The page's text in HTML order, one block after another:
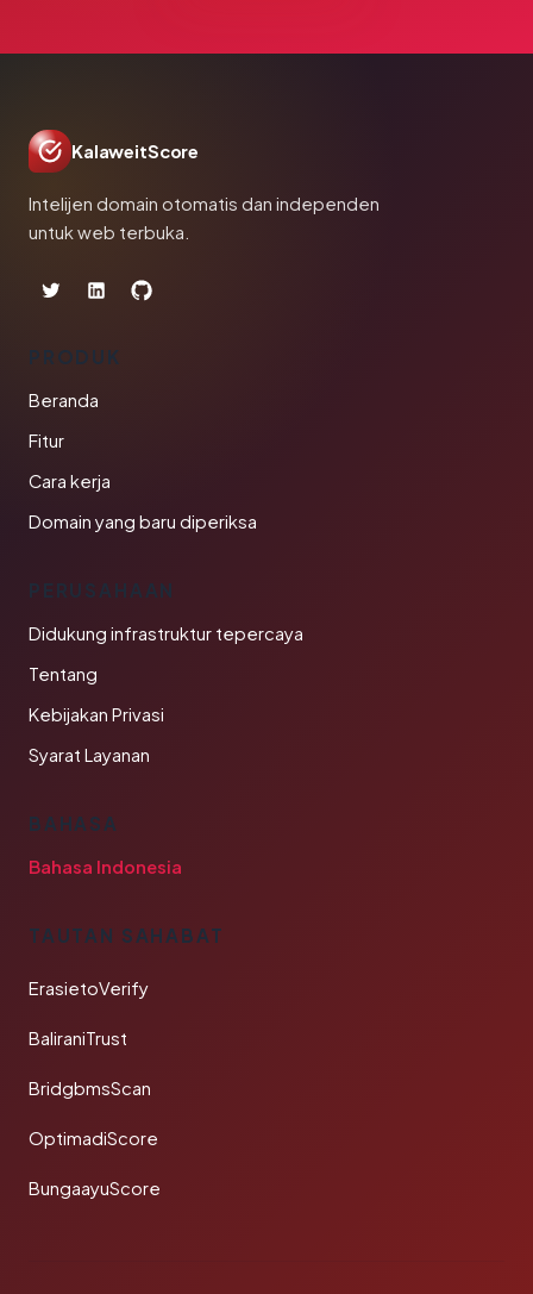
KalaweitScore
Intelijen domain otomatis dan independen
untuk web terbuka.
PRODUK
Beranda
Fitur
Cara kerja
Domain yang baru diperiksa
PERUSAHAAN
Didukung infrastruktur tepercaya
Tentang
Kebijakan Privasi
Syarat Layanan
BAHASA
Bahasa Indonesia
TAUTAN SAHABAT
ErasietoVerify
BaliraniTrust
BridgbmsScan
OptimadiScore
BungaayuScore